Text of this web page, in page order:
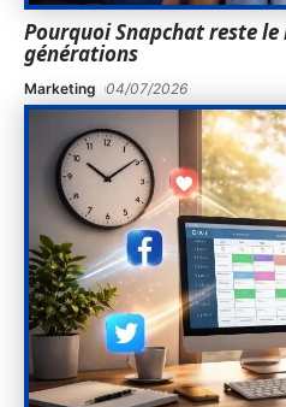
Pourquoi Snapchat reste
générations
Marketing 04/07/2026